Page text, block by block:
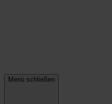
Menü schließen